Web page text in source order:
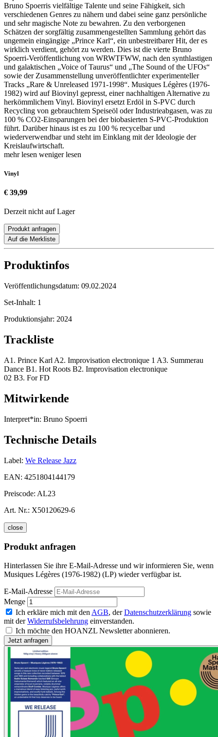
Bruno Spoerris vielfältige Talente und seine Fähigkeit, sich
verschiedenen Genres zu nähern und dabei seine ganz persönliche
und sehr magische Note zu bewahren. Zu den verborgenen
Schätzen der sorgfältig zusammengestellten Sammlung gehört das
ungemein eingängige „Prince Karl“, ein unbestreitbarer Hit, der es
wirklich verdient, gehört zu werden. Dies ist die vierte Bruno
Spoerri-Veröffentlichung von WRWTFWW, nach den synthlastigen
und galaktischen „Voice of Taurus“ und „The Sound of the UFOs“
sowie der Zusammenstellung unveröffentlichter experimenteller
Tracks „Rare & Unreleased 1971-1998“. Musiques Légères (1976-
1982) wird auf Biovinyl gepresst, einer nachhaltigen Alternative zu
herkömmlichem Vinyl. Biovinyl ersetzt Erdöl in S-PVC durch
Recycling von gebrauchtem Speiseöl oder Industrieabgasen, was zu
100 % CO2-Einsparungen bei der biobasierten S-PVC-Produktion
führt. Darüber hinaus ist es zu 100 % recycelbar und
wiederverwendbar und steht im Einklang mit der Ideologie der
Kreislaufwirtschaft.
mehr lesen weniger lesen
Vinyl
€ 39,99
Derzeit nicht auf Lager
Produkt anfragen
Auf die Merkliste
Produktinfos
Veröffentlichungsdatum: 09.02.2024
Set-Inhalt: 1
Produktionsjahr: 2024
Trackliste
A1. Prince Karl A2. Improvisation electronique 1 A3. Summerau
Dance B1. Hot Roots B2. Improvisation electronique
02 B3. For FD
Mitwirkende
Interpret*in: Bruno Spoerri
Technische Details
Label: We Release Jazz
EAN: 4251804144179
Preiscode: AL23
Art. Nr.: X50120629-6
close
Produkt anfragen
Hinterlassen Sie ihre E-Mail-Adresse und wir informieren Sie, wenn
Musiques Légères (1976-1982) (LP) wieder verfügbar ist.
E-Mail-Adresse
Menge
Ich erkläre mich mit den AGB, derDatenschutzerklärung sowie
mit derWiderrufsbelehrung einverstanden.
Ich möchte den HOANZL Newsletter abonnieren.